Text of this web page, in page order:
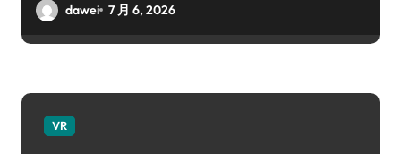
dawei 7 月 6, 2026
VR